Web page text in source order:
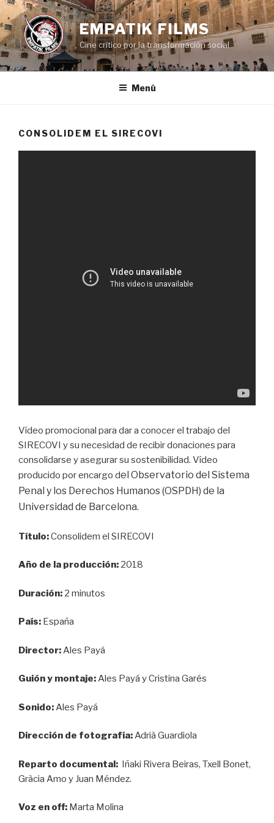
Saltar
al
contenido
EMPATIK FILMS
Cine crítico por la transformación social
Menú
CONSOLIDEM EL SIRECOVI
Vídeo promocional para dar a conocer el trabajo del
SIRECOVI y su necesidad de recibir donaciones para
consolidarse y asegurar su sostenibilidad. Vídeo
producido por encargo del Observatorio del Sistema
Penal y los Derechos Humanos (OSPDH) de la
Universidad de Barcelona.
Título:Consolidem el SIRECOVI
Año de la producción: 2018
Duración: 2 minutos
País: España
Director:Ales Payá
Guión y montaje:Ales Payá y Cristina Garés
Sonido:Ales Payá
Dirección de fotografía:Adrià Guardiola
Reparto documental: Iñaki Rivera Beiras, Txell Bonet,
Gràcia Amo y Juan Méndez.
Voz en off: Marta Molina